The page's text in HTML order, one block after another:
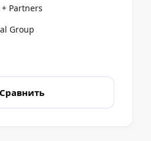
+ Partners
Group
Сравнить